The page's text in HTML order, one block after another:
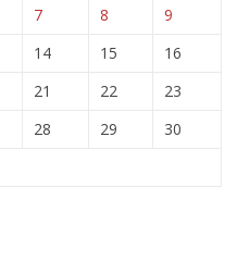
7 8
9
14 15
16
21 22
23
28 29
30